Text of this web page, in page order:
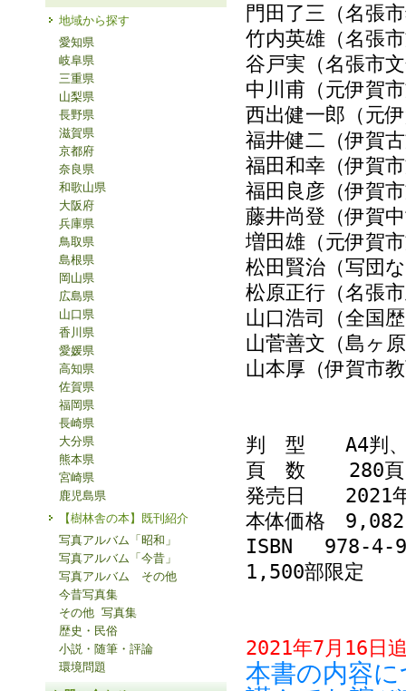
地域から探す
愛知県
岐阜県
三重県
山梨県
長野県
滋賀県
京都府
奈良県
和歌山県
大阪府
兵庫県
鳥取県
島根県
岡山県
広島県
山口県
香川県
愛媛県
高知県
佐賀県
福岡県
長崎県
大分県
熊本県
宮崎県
鹿児島県
【樹林舎の本】既刊紹介
写真アルバム「昭和」
写真アルバム「今昔」
写真アルバム その他
今昔写真集
その他 写真集
歴史・民俗
小説・随筆・評論
環境問題
門田了三（名張
竹内英雄（名張
谷戸実（名張市
中川甫（元伊賀
西出健一郎（元
福井健二（伊賀
福田和幸（伊賀
福田良彦（伊賀
藤井尚登（伊賀
増田雄（元伊賀
松田賢治（写団
松原正行（名張
山口浩司（全国
山菅善文（島ヶ
山本厚（伊賀市
判 型 A4判、
頁 数 280頁（
発売日 2021
本体価格
ISBN 978-4-
1,500部限定
2021年7月16日
本書の内容